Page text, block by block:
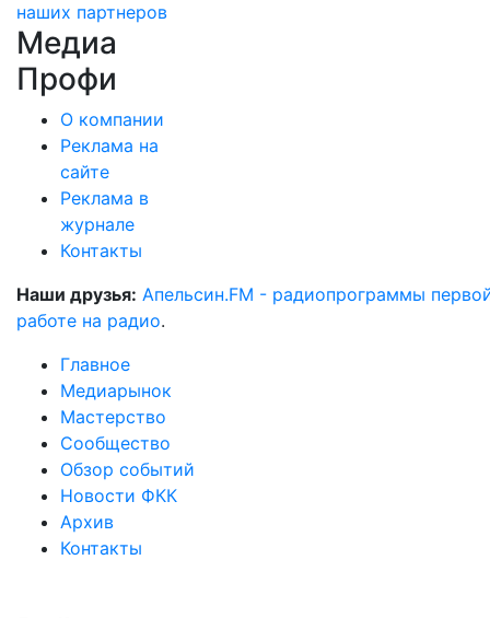
наших партнеров
Медиа
Профи
О компании
Реклама на
сайте
Реклама в
журнале
Контакты
Наши друзья: Апельсин.FM - радиопрограммы
работе на радио.
Главное
Медиарынок
Мастерство
Сообщество
Обзор событий
Новости ФКК
Архив
Контакты